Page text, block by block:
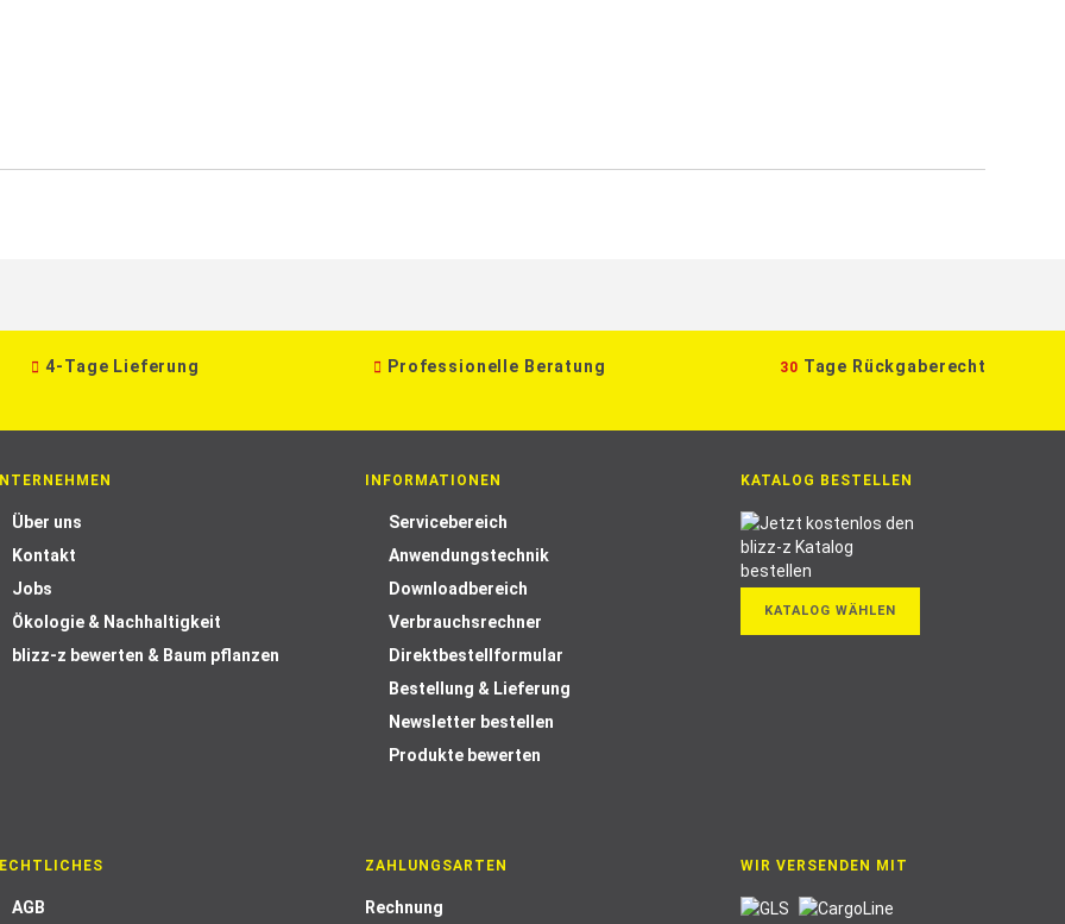
4-Tage Lieferung Professionelle Beratung 30 Tage Rückgaberecht
Über uns
Kontakt
Jobs
Ökologie & Nachhaltigkeit
blizz-z bewerten & Baum pflanzen
INFORMATIONEN
Servicebereich
Anwendungstechnik
Downloadbereich
Verbrauchsrechner
Direktbestellformular
Bestellung & Lieferung
Newsletter bestellen
Produkte bewerten
KATALOG BESTELLEN
KATALOG WÄHLEN
AGB
ZAHLUNGSARTEN
Rechnung
WIR VERSENDEN MIT